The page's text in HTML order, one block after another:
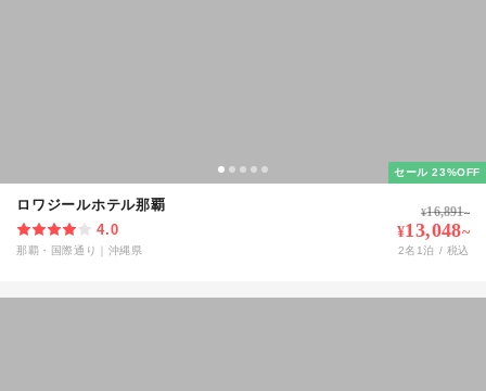
セール 23%OFF
ロワジールホテル那覇
4.0
那覇・国際通り 沖縄県
¥16,891~
¥13,048~
2名 1泊 / 税込